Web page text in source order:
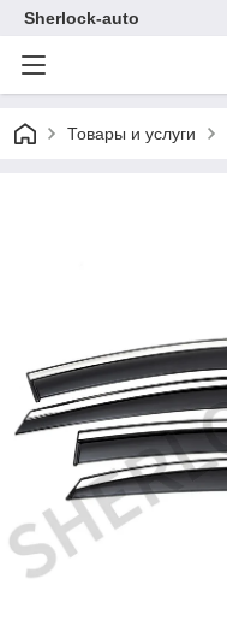
Sherlock-auto
Товары и услуги